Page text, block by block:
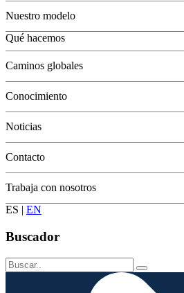
Nuestro modelo
Qué hacemos
Jóvenes
Adultos
Grandes
Conservación
Caminos globales
Conocimiento
Noticias
Contacto
Trabaja con nosotros
ES | EN
Buscador